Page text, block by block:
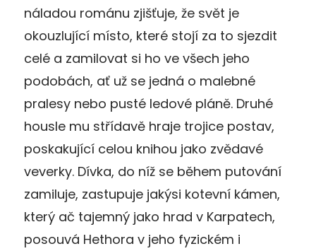
náladou románu zjišťuje, že svět je
okouzlující místo, které stojí za to sjezdit
celé a zamilovat si ho ve všech jeho
podobách, ať už se jedná o malebné
pralesy nebo pusté ledové pláně. Druhé
housle mu střídavě hraje trojice postav,
poskakující celou knihou jako zvědavé
veverky. Dívka, do níž se během putování
zamiluje, zastupuje jakýsi kotevní kámen,
který ač tajemný jako hrad v Karpatech,
posouvá Hethora v jeho fyzickém i